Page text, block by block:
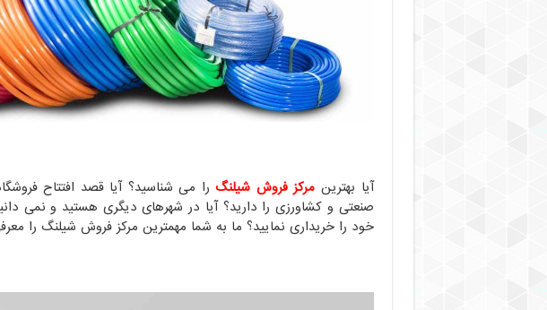
آیا بهترین مرکز فروش شیلنگ را می شناسید؟ آیا قصد افتتاح
صنعتی و کشاورزی را دارید؟ آیا در شهرهای دیگری هستید و نمی
خود را خریداری نمایید؟ ما به شما مهمترین مرکز فروش شیلنگ را